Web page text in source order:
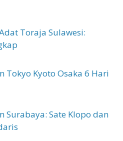
Toraja Sulawesi:
Tokyo Kyoto Osaka 6 Hari
Surabaya: Sate Klopo dan